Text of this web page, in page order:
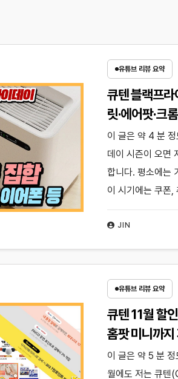
유튜브 리뷰 요약
큐텐 블랙프
릿·에어팟·크
JIN
이 글은 약 4 분 정
데이 시즌이 오면
합니다. 평소에는
이 시기에는 쿠폰
유튜브 리뷰 요약
큐텐 11월 할
홈팟 미니까
이 글은 약 5 분
월에도 저는 큐텐